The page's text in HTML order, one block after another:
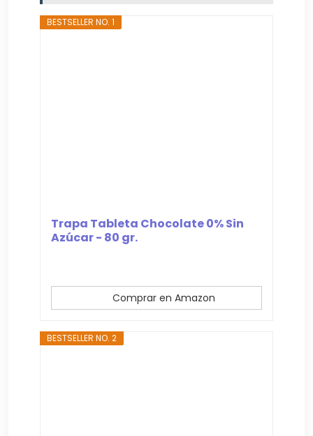
BESTSELLER NO. 1
Trapa Tableta Chocolate 0% Sin
Azúcar - 80 gr.
Comprar en Amazon
BESTSELLER NO. 2